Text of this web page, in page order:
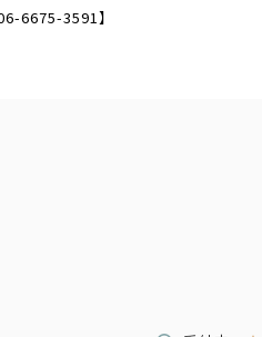
6675-3591】